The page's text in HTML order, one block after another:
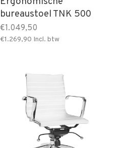
bureaustoel TNK 500
€1.049,50
€1.269,90 Incl. btw